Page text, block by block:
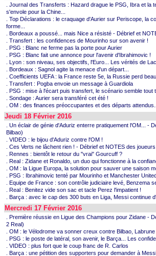
. Journal des Transferts : Hazard drague le PSG, Ibra et la
s'envole pour la Chine...
. Top Déclarations : le craquage d'Aurier sur Periscope, la
forme...
. Bordeaux a poussé... mais Nice a résisté - Débrief et
. Transfert : les confidences de Mourinho sur son avenir !
. PSG : Blanc ne ferme pas la porte pour Aurier
. PSG : Blanc fait une annonce pour l'avenir d'Ibrahimovic !
. Lyon : son niveau, ses objectifs, l'Euro... Les vérités de
. Bordeaux : Sagnol agite la menace d'un départ...
. Coefficients UEFA : la France reste 5e, la Russie perd
. Transfert : Pogba envoie un message à Guardiola
. PSG : mise à l'écart puis transfert, le scénario semble tout
. Sondage : Aurier sera transféré cet été !
. OM : des finances préoccupantes et des départs attendus...
Jeudi 18 Février 2016
. Un éclair de génie d'Aduriz enterre pratiquement l'OM... -
Bilbao)
. VIDEO : le bijou d'Aduriz contre l'OM !
. Ces Verts ne lâchent rien ! - Débrief et NOTES des
. Rennes : bientôt le retour du "vrai" Gourcuff ?
. Real : Zidane et Ronaldo, un duo qui fonctionne à la
. OM : la Ligue Europa, la solution pour sauver une saison
. PSG : Ibrahimovic tenté par Mourinho et Manchester
. Equipe de France : son contrôle judiciaire levé, Benzema
. Real : Benitez vide son sac et tacle Perez l'impatient !
. Barça : avec le cap des 300 buts en Liga, Messi continue
Mercredi 17 Février 2016
. Première réussie en Ligue des Champions pour Zidane -
2 Real)
. OM : le Vélodrome va sonner creux contre Bilbao,
. PSG : le poste de latéral, son avenir, le Barça... Les
. VIDEO : plus fort que le coup franc de R. Carlos
. Barça : une pétition des supporters pour demander à